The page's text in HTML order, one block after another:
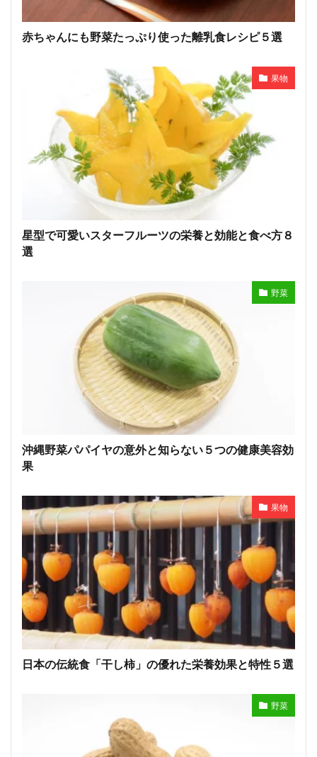
赤ちゃんにも野菜たっぷり使った離乳食レシピ５選
果物
星型で可愛いスターフルーツの栄養と効能と食べ方８
選
野菜
沖縄野菜パパイヤの意外と知らない５つの健康美容効
果
果物
日本の伝統食「干し柿」の優れた栄養効果と特性５選
野菜